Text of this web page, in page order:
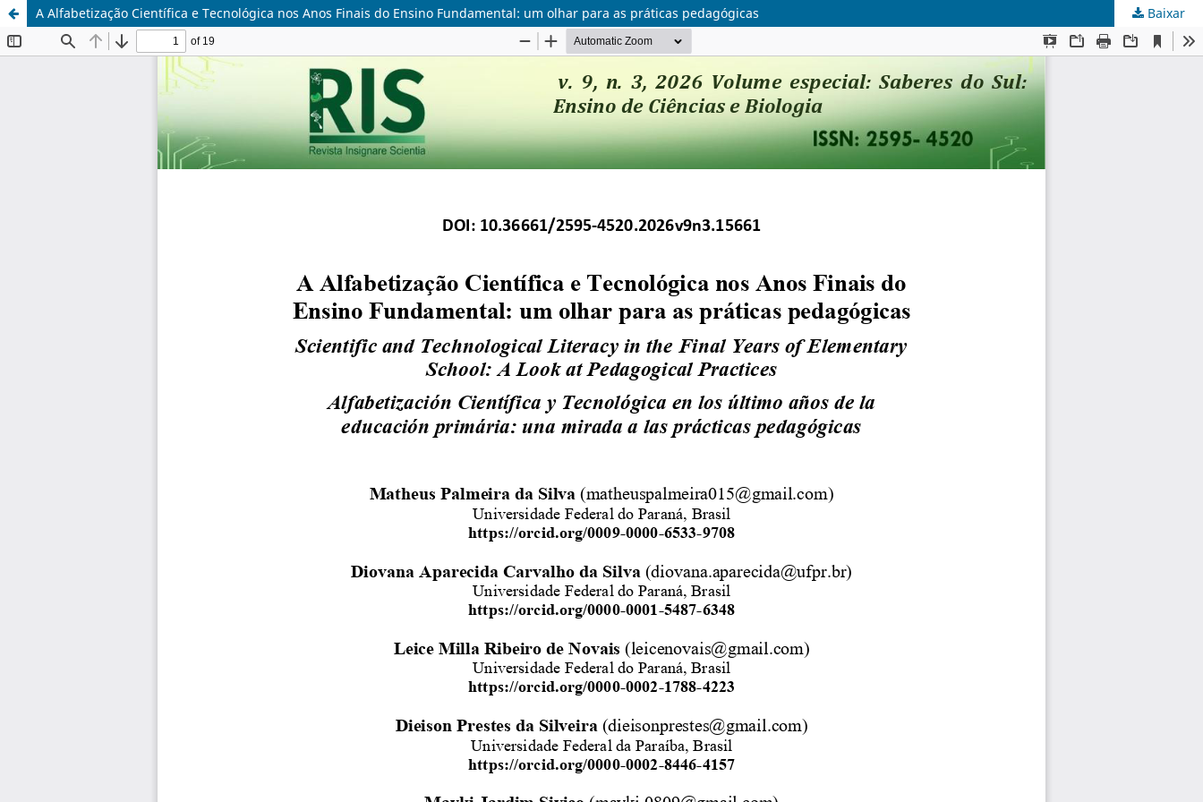
A Alfabetização Científica e Tecnológica nos Anos Finais do Ensino Fundamental: um olhar para as práticas pedagógicas Baixar